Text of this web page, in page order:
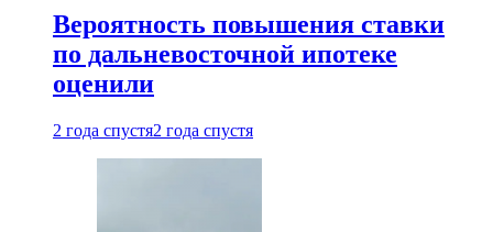
Вероятность повышения ставки
по дальневосточной ипотеке
оценили
2 года спустя2 года спустя